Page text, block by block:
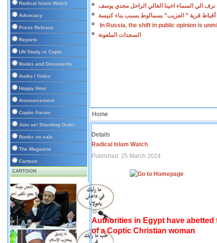
Radical Islam Watch
Advocacy
Press Release
Reports
UN Study re Copts
Books and Documents
Audio / Video
Happy Hour
Announcement
Coptic Forum
Join us/ Standing Order
Books on sale
The Magazine
Cartoon
CARTOON
نزف الي السماء اخينا الغالي الراحل مجدي يوسف
أقباط قرية ” العزيب” بسمالوط بسبب بناء كنيسة
In Russia, the shift in public opinion is
السجدات الملعونة
Home
Details
Radical Islam Watch
Published: 25 March 2024
Authorities in Egypt have
of a Coptic Christian woman